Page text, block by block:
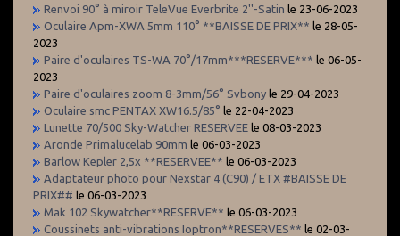
Renvoi 90° à miroir TeleVue Everbrite 2''-Satin le 23-06-2023
Oculaire Apm-XWA 5mm 110° **BAISSE DE PRIX** le 28-05-
2023
Paire d'oculaires TS-WA 70°/17mm***RESERVE*** le 06-05-
2023
Paire d'oculaires zoom 8-3mm/56° Svbony le 29-04-2023
Oculaire smc PENTAX XW16.5/85° le 22-04-2023
Lunette 70/500 Sky-Watcher RESERVEE le 08-03-2023
Aronde Primalucelab 90mm le 06-03-2023
Barlow Kepler 2,5x **RESERVEE** le 06-03-2023
Adaptateur photo pour Nexstar 4 (C90) / ETX #BAISSE DE
PRIX## le 06-03-2023
Mak 102 Skywatcher**RESERVE** le 06-03-2023
Coussinets anti-vibrations Ioptron**RESERVES** le 02-03-